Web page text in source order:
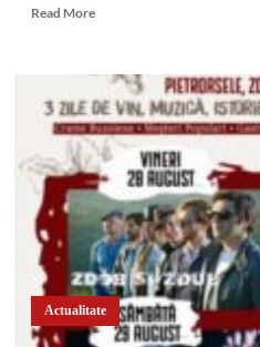
Read MoreRead
Escapadă
nocturnă
terminată
în
arest.
Doi
minori
și
un
adult
au
furat
o
Actualitate